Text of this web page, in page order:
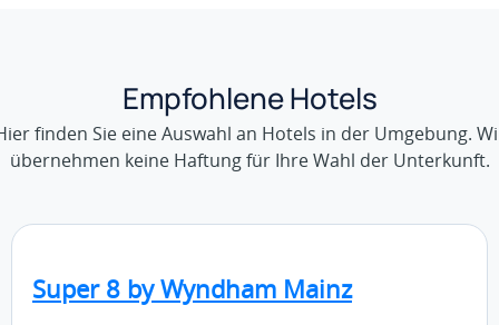
Empfohlene Hotels
finden Sie eine Auswahl an Hotels in der Umgebung.
übernehmen keine Haftung für Ihre Wahl der Unterkunft.
Super 8 by Wyndham Mainz